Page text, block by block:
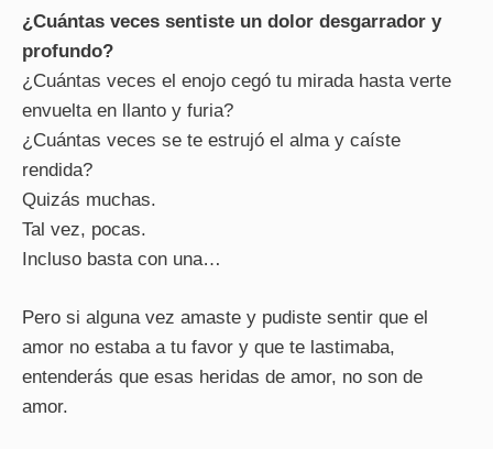
¿Cuántas veces sentiste un dolor desgarrador y
profundo?
¿Cuántas veces el enojo cegó tu mirada hasta verte
envuelta en llanto y furia?
¿Cuántas veces se te estrujó el alma y caíste
rendida?
Quizás muchas.
Tal vez, pocas.
Incluso basta con una…
Pero si alguna vez amaste y pudiste sentir que el
amor no estaba a tu favor y que te lastimaba,
entenderás que esas heridas de amor, no son de
amor.